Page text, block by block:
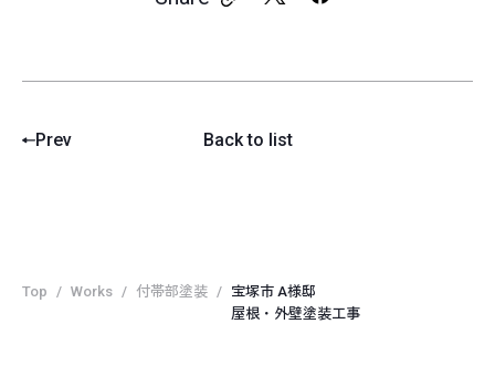
Prev Back to list
Top Works 付帯部塗装
宝塚市 A様邸
屋根・外壁塗装工事